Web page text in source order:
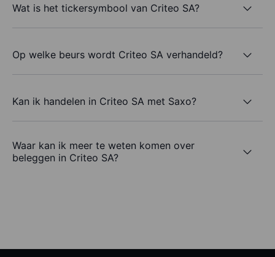
Wat is het tickersymbool van Criteo SA?
Op welke beurs wordt Criteo SA verhandeld?
Kan ik handelen in Criteo SA met Saxo?
Waar kan ik meer te weten komen over
beleggen in Criteo SA?